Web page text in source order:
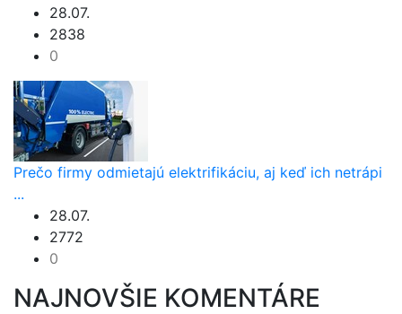
28.07.
2838
0
Prečo firmy odmietajú elektrifikáciu, aj keď ich netrápi
...
28.07.
2772
0
NAJNOVŠIE KOMENTÁRE